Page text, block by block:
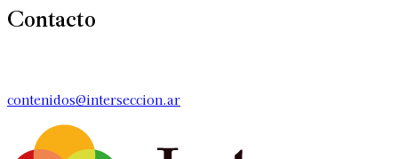
Contacto
contenidos@interseccion.ar